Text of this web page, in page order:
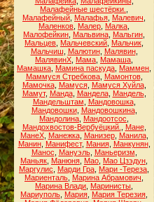
Малафейные шестёрки.
Малафейный Малафья Малевич
Маленков Малер Малка
Малофейкин Мальвина Мальгин
Мальцев Мальчевский Мальчик
Мальчиш
Малютин, Малявин,
МалявинХ Мама Мамаша
Мамашка Мамина паскуда Маммен
Маммуся Стребкова, Мамонтов,
Мамочка, Мамуся, Мамуся Хуйла,
Мамут, Манда, Мандела, Мандель,
Мандельштам
Мандовошка,
Мандовошки, Мандовошкина,
Мандолина Мандоотсос
Мандохвостов-Вербуёцкий.
Мане,
МанеХ, Манежка, Манизер, Манила,
Манин, Манифест, Мания, Манкунян,
Манос
Мануэль, Маньеризм
Маньяк Манюня Мао Мао Цзэдун
Маргулис
Марди Гра Мари -Тереза
Мариенталь Марина Абрамович
Марина Влади Маринисты
Мариуполь Мария Мария Терезия